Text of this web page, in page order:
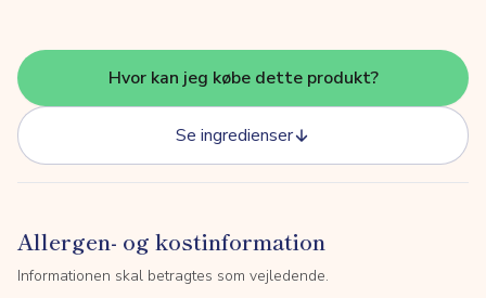
Hvor kan jeg købe dette produkt?
Se ingredienser
Allergen- og kostinformation
Informationen skal betragtes som vejledende.